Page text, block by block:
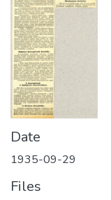
Date
1935-09-29
Files